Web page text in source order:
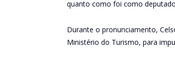
quanto como foi como
Durante o pronunciamento,
Ministério do Turismo, para